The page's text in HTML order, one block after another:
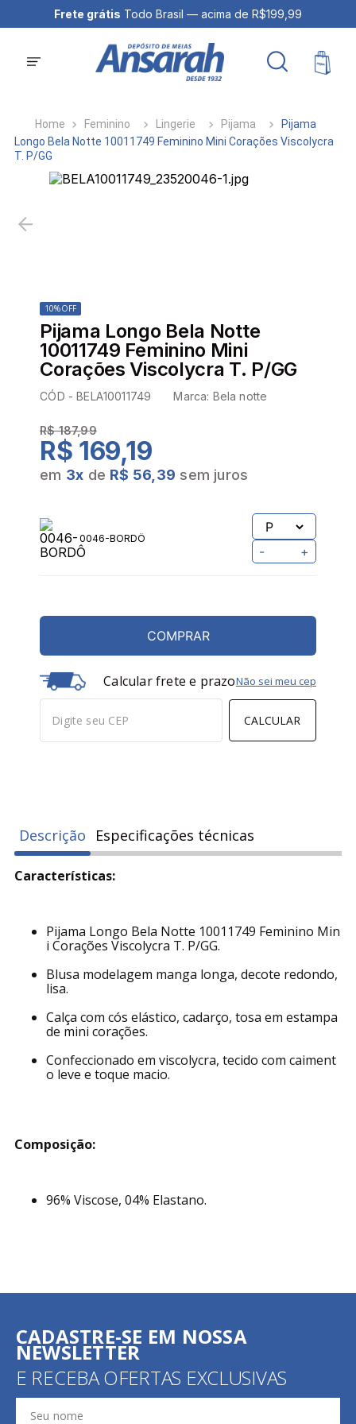
Frete grátis Todo Brasil — acima de R$199,99
Feminino Lingerie Pijama
Pijama
Longo Bela Notte 10011749 Feminino Mini Corações Viscolycra
T. P/GG
10%OFF
Pijama Longo Bela Notte
10011749 Feminino Mini
Corações Viscolycra T. P/GG
CÓD -BELA10011749 Marca: Bela notte
R$ 187,99
R$ 169,19
em 3x de R$ 56,39 sem juros
0046-BORDÔ
- +
COMPRAR
Calcular frete e prazo
CALCULAR
Não sei meu cep
Descrição Especificações técnicas
Características:
Pijama Longo Bela Notte 10011749 Feminino Min
i Corações Viscolycra T. P/GG.
Blusa modelagem manga longa, decote redondo,
lisa.
Calça com cós elástico, cadarço, tosa em estampa
de mini corações.
Confeccionado em viscolycra, tecido com caiment
o leve e toque macio.
Composição:
96% Viscose, 04% Elastano.
CADASTRE-SE EM NOSSA
NEWSLETTER
E RECEBA OFERTAS EXCLUSIVAS